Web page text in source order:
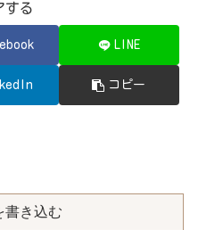
する
LINE
コピー
書き込む